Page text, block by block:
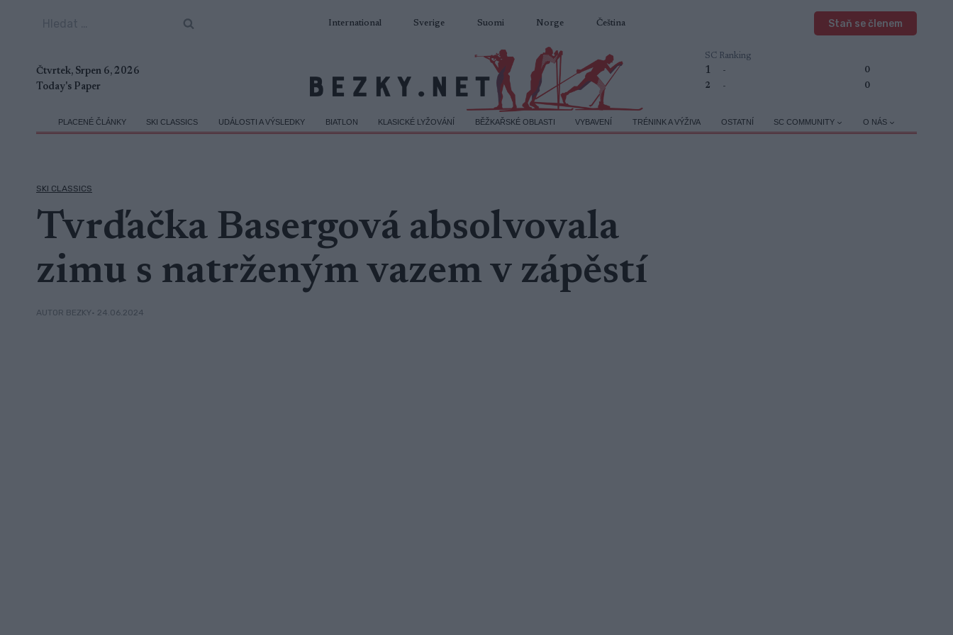
International Sverige Suomi Norge Čeština Staň se členem
Čtvrtek, Srpen 6, 2026
Today's Paper
SC Ranking
1 -
0
2
- 0
PLACENÉ ČLÁNKY SKI CLASSICS UDÁLOSTI A VÝSLEDKY BIATLON KLASICKÉ LYŽOVÁNÍ BĚŽKAŘSKÉ OBLASTI VYBAVENÍ TRÉNINK A VÝŽIVA OSTATNÍ SC COMMUNITY O NÁS
SKI CLASSICS
Tvrďačka Basergová absolvovala
zimu s natrženým vazem v zápěstí
AUTOR BEZKY• 24.06.2024